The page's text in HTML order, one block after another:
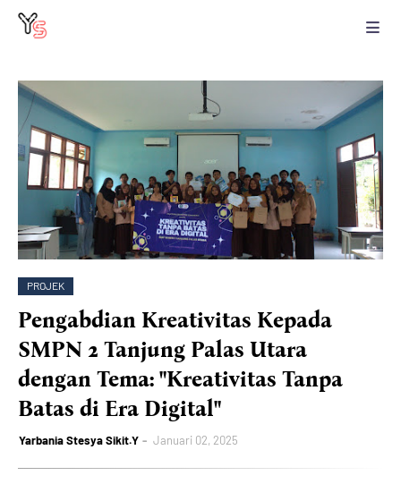
PROJEK
Pengabdian Kreativitas Kepada
SMPN 2 Tanjung Palas Utara
dengan Tema: "Kreativitas Tanpa
Batas di Era Digital"
Yarbania Stesya Sikit.Y Januari 02, 2025